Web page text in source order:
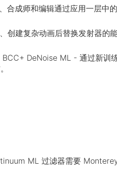
合成师和编辑通过应用一层中
创建复杂动画后替换发射器的
DeNoise ML - 通过新训
ML 过滤器需要